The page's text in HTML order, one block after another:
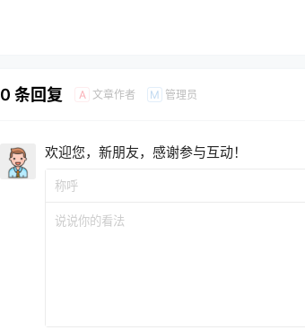
0 条回复 A 文章作者 M 管理员
欢迎您，新朋友，感谢参与互动！